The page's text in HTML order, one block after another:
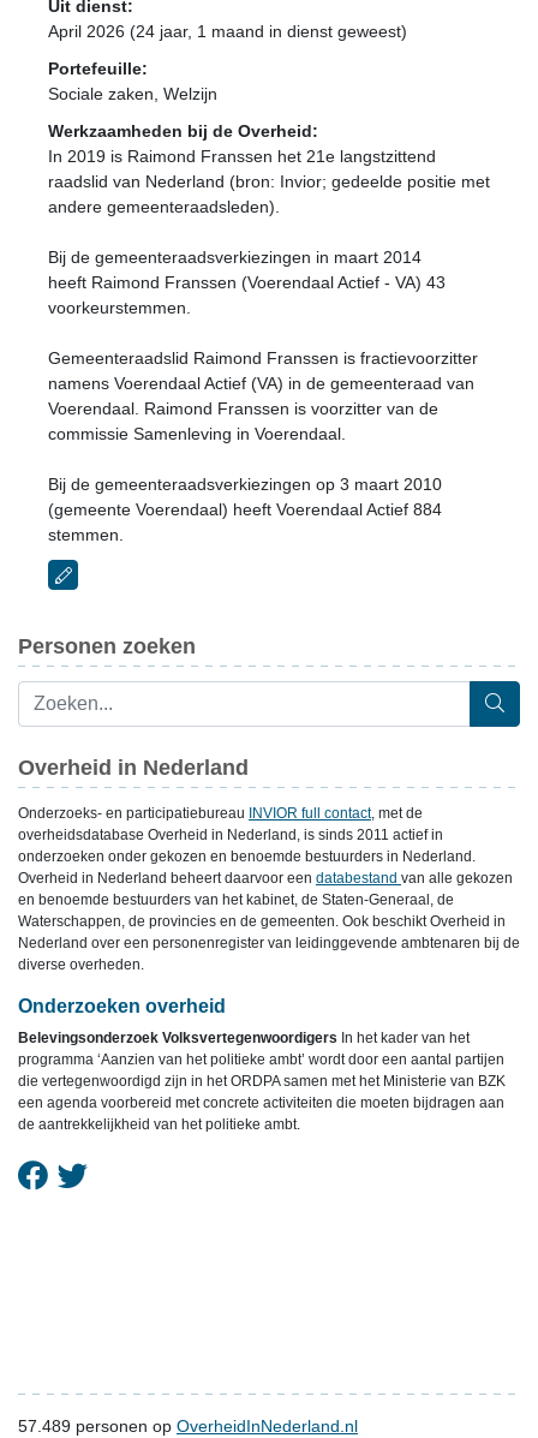
Uit dienst:
April 2026 (24 jaar, 1 maand in dienst geweest)
Portefeuille:
Sociale zaken, Welzijn
Werkzaamheden bij de Overheid:
In 2019 is Raimond Franssen het 21e langstzittend
raadslid van Nederland (bron: Invior; gedeelde positie met
andere gemeenteraadsleden).
Bij de gemeenteraadsverkiezingen in maart 2014
heeft Raimond Franssen (Voerendaal Actief - VA) 43
voorkeurstemmen.
Gemeenteraadslid Raimond Franssen is fractievoorzitter
namens Voerendaal Actief (VA) in de gemeenteraad van
Voerendaal. Raimond Franssen is voorzitter van de
commissie Samenleving in Voerendaal.
Bij de gemeenteraadsverkiezingen op 3 maart 2010
(gemeente Voerendaal) heeft Voerendaal Actief 884
stemmen.
Personen zoeken
Overheid in Nederland
Onderzoeks- en participatiebureau INVIOR full contact, met de
overheidsdatabase Overheid in Nederland, is sinds 2011 actief in
onderzoeken onder gekozen en benoemde bestuurders in Nederland.
Overheid in Nederland beheert daarvoor een databestand van alle gekozen
en benoemde bestuurders van het kabinet, de Staten-Generaal, de
Waterschappen, de provincies en de gemeenten. Ook beschikt Overheid in
Nederland over een personenregister van leidinggevende ambtenaren bij de
diverse overheden.
Onderzoeken overheid
Belevingsonderzoek Volksvertegenwoordigers In het kader van het
programma ‘Aanzien van het politieke ambt’ wordt door een aantal partijen
die vertegenwoordigd zijn in het ORDPA samen met het Ministerie van BZK
een agenda voorbereid met concrete activiteiten die moeten bijdragen aan
de aantrekkelijkheid van het politieke ambt.
57.489 personen op OverheidInNederland.nl